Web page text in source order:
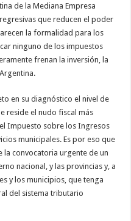
de la Mediana Empresa
que reducen el poder
la formalidad para los
ninguno de los impuestos
frenan la inversión, la
en su diagnóstico el nivel de
reside el nudo fiscal más
Impuesto sobre los Ingresos
municipales. Es por eso que
convocatoria urgente de un
nacional, y las provincias y, a
y los municipios, que tenga
del sistema tributario